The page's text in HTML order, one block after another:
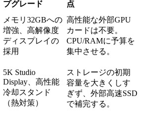
プグレード
点
メモリ32GBへの
増強、高解像度
ディスプレイの
採用
高性能な外部GPU
カードは不要。
CPU/RAMに予算を
集中させる。
5K Studio
Display、高性能
冷却スタンド
（熱対策）
ストレージの初期
容量を大きくしす
ぎず、外部高速SSD
で補完する。